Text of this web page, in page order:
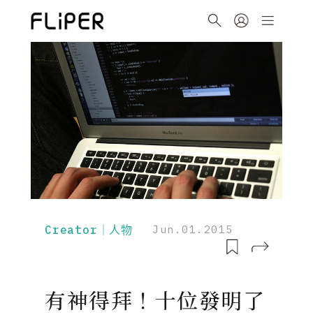
Creator｜人物 Jun.01.2015
有神得拜！十位發明了